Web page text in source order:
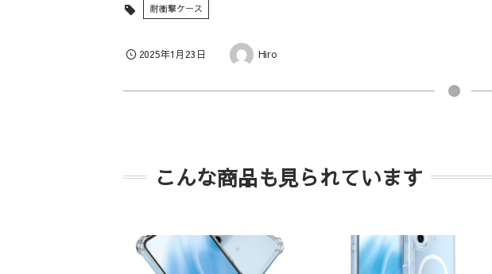
耐衝撃ケース
2025年1月23日 Hiro
こんな商品も見られています